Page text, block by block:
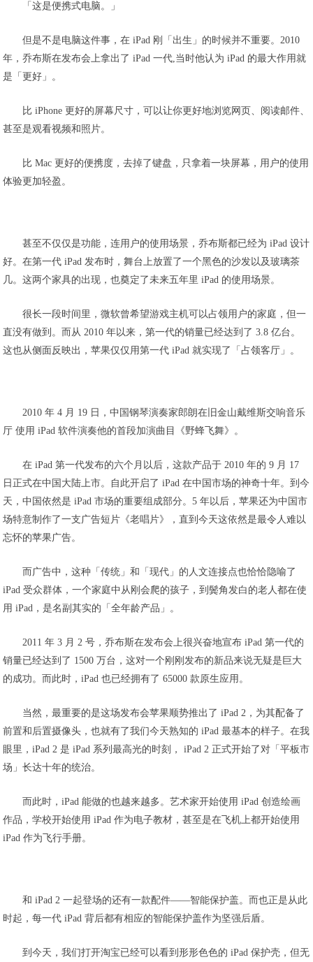
「这是便携式电脑。」
但是不是电脑这件事，在 iPad 刚「出生」的时候并不重要。2010
年，乔布斯在发布会上拿出了 iPad 一代,当时他认为 iPad 的最大作用就
是「更好」。
比 iPhone 更好的屏幕尺寸，可以让你更好地浏览网页、阅读邮件、
甚至是观看视频和照片。
比 Mac 更好的便携度，去掉了键盘，只拿着一块屏幕，用户的使用
体验更加轻盈。
甚至不仅仅是功能，连用户的使用场景，乔布斯都已经为 iPad 设计
好。在第一代 iPad 发布时，舞台上放置了一个黑色的沙发以及玻璃茶
几。这两个家具的出现，也奠定了未来五年里 iPad 的使用场景。
很长一段时间里，微软曾希望游戏主机可以占领用户的家庭，但一
直没有做到。而从 2010 年以来，第一代的销量已经达到了 3.8 亿台。
这也从侧面反映出，苹果仅仅用第一代 iPad 就实现了「占领客厅」。
2010 年 4 月 19 日，中国钢琴演奏家郎朗在旧金山戴维斯交响音乐
厅 使用 iPad 软件演奏他的首段加演曲目《野蜂飞舞》。
在 iPad 第一代发布的六个月以后，这款产品于 2010 年的 9 月 17
日正式在中国大陆上市。自此开启了 iPad 在中国市场的神奇十年。到今
天，中国依然是 iPad 市场的重要组成部分。5 年以后，苹果还为中国市
场特意制作了一支广告短片《老唱片》，直到今天这依然是最令人难以
忘怀的苹果广告。
而广告中，这种「传统」和「现代」的人文连接点也恰恰隐喻了
iPad 受众群体，一个家庭中从刚会爬的孩子，到鬓角发白的老人都在使
用 iPad，是名副其实的「全年龄产品」。
2011 年 3 月 2 号，乔布斯在发布会上很兴奋地宣布 iPad 第一代的
销量已经达到了 1500 万台，这对一个刚刚发布的新品来说无疑是巨大
的成功。而此时，iPad 也已经拥有了 65000 款原生应用。
当然，最重要的是这场发布会苹果顺势推出了 iPad 2，为其配备了
前置和后置摄像头，也就有了我们今天熟知的 iPad 最基本的样子。在我
眼里，iPad 2 是 iPad 系列最高光的时刻， iPad 2 正式开始了对「平板市
场」长达十年的统治。
而此时，iPad 能做的也越来越多。艺术家开始使用 iPad 创造绘画
作品，学校开始使用 iPad 作为电子教材，甚至是在飞机上都开始使用
iPad 作为飞行手册。
和 iPad 2 一起登场的还有一款配件——智能保护盖。而也正是从此
时起，每一代 iPad 背后都有相应的智能保护盖作为坚强后盾。
到今天，我们打开淘宝已经可以看到形形色色的 iPad 保护壳，但无